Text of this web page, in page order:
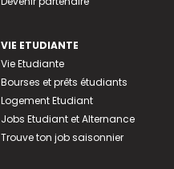
VIE ETUDIANTE
Vie Etudiante
Bourses et prêts étudiants
Logement Etudiant
Jobs Etudiant et Alternance
Trouve ton job saisonnier